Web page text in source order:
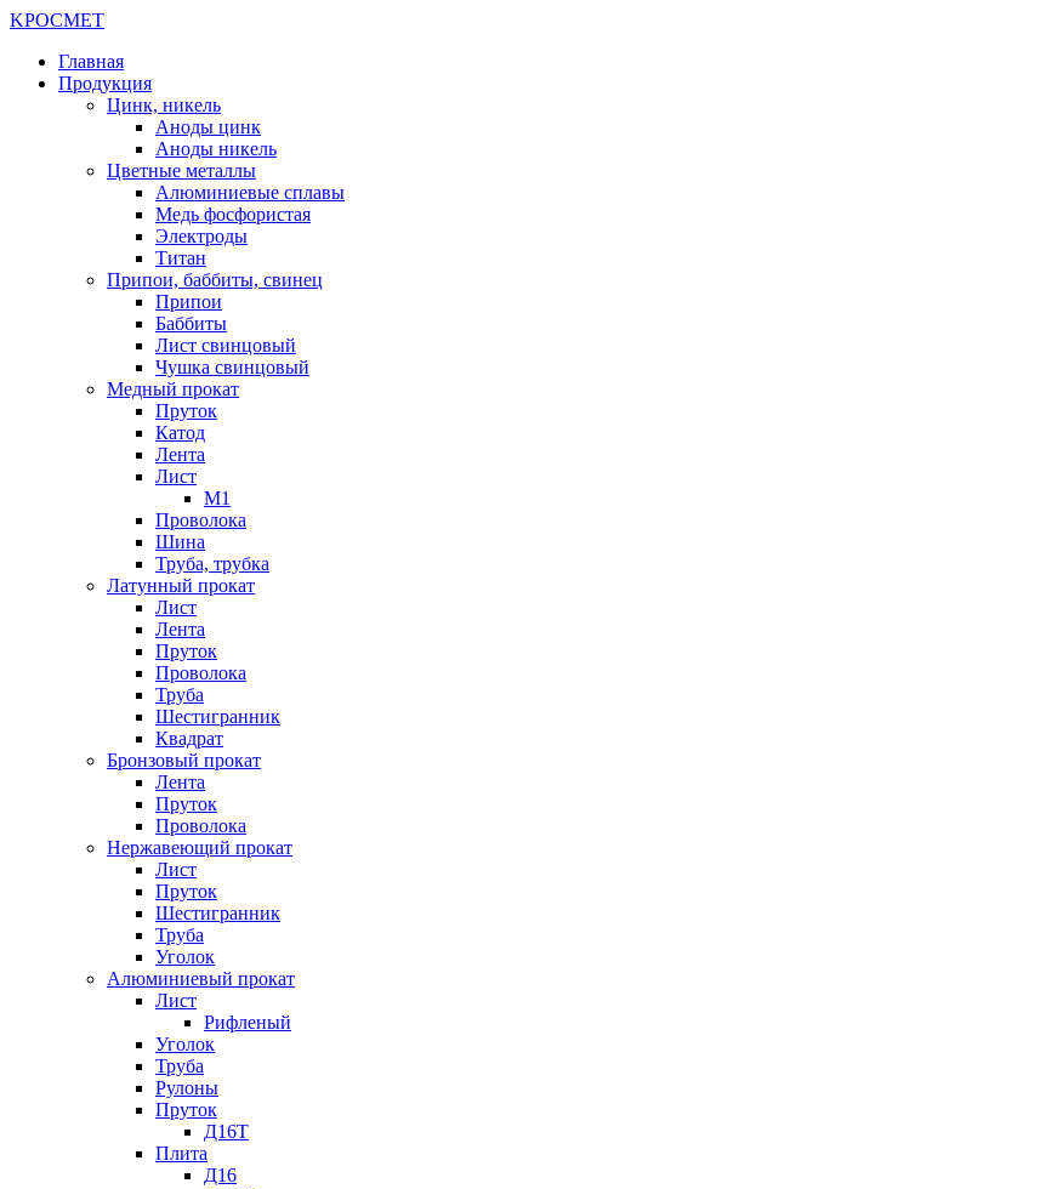
KРОСМЕТ
Главная
Продукция
Цинк, никель
Аноды цинк
Аноды никель
Цветные металлы
Алюминиевые сплавы
Медь фосфористая
Электроды
Титан
Припои, баббиты, свинец
Припои
Баббиты
Лист свинцовый
Чушка свинцовый
Медный прокат
Пруток
Катод
Лента
Лист
М1
Проволока
Шина
Труба, трубка
Латунный прокат
Лист
Лента
Пруток
Проволока
Труба
Шестигранник
Квадрат
Бронзовый прокат
Лента
Пруток
Проволока
Нержавеющий прокат
Лист
Пруток
Шестигранник
Труба
Уголок
Алюминиевый прокат
Лист
Рифленый
Уголок
Труба
Рулоны
Пруток
Д16Т
Плита
Д16